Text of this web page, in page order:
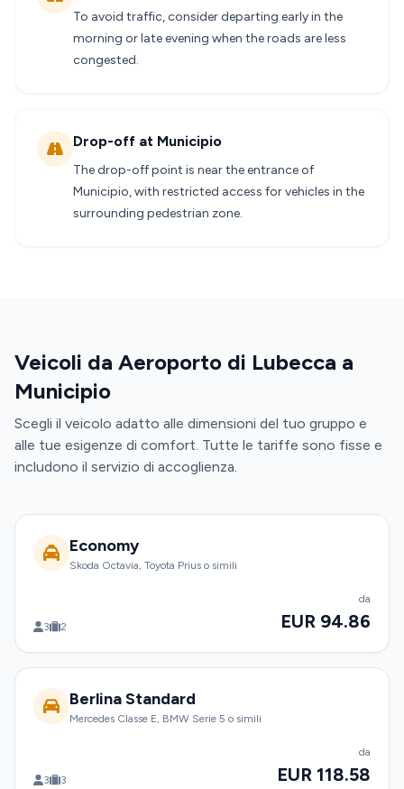
To avoid traffic, consider departing early in the
morning or late evening when the roads are less
congested.
Drop-off at Municipio
The drop-off point is near the entrance of
Municipio, with restricted access for vehicles in the
surrounding pedestrian zone.
Veicoli da Aeroporto di Lubecca a
Municipio
Scegli il veicolo adatto alle dimensioni del tuo gruppo e
alle tue esigenze di comfort. Tutte le tariffe sono fisse e
includono il servizio di accoglienza.
Economy
Skoda Octavia, Toyota Prius o simili
3 2
da
EUR 94.86
Berlina Standard
Mercedes Classe E, BMW Serie 5 o simili
3 3
da
EUR 118.58